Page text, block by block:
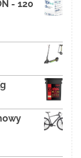
- 120